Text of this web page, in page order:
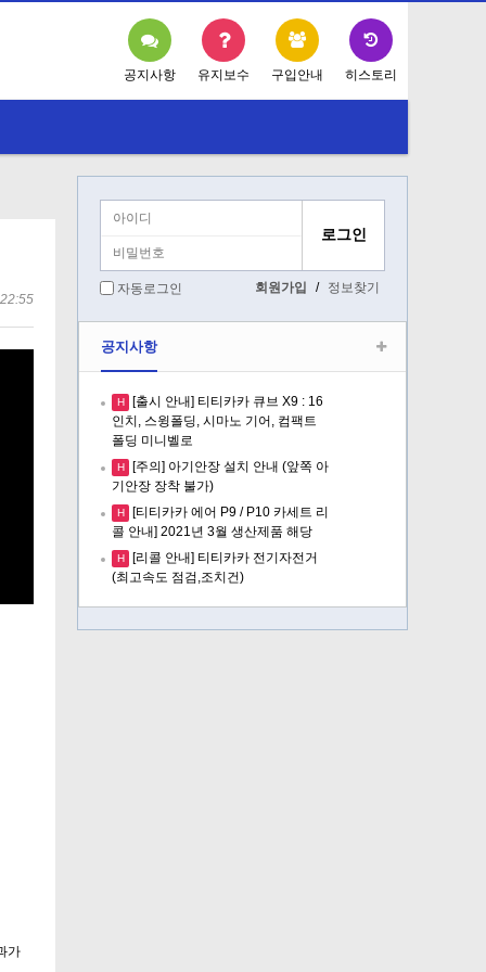
공지사항 유지보수 구입안내 히스토리
가
자동로그인 회원가입 / 정보찾기
공지사항
H
[출시 안내] 티티카카 큐브 X9 : 16
인치, 스윙폴딩, 시마노 기어, 컴팩트
폴딩 미니벨로
H
[주의] 아기안장 설치 안내 (앞쪽 아
기안장 장착 불가)
H
[티티카카 에어 P9 / P10 카세트 리
콜 안내] 2021년 3월 생산제품 해당
H
[리콜 안내] 티티카카 전기자전거
(최고속도 점검,조치건)